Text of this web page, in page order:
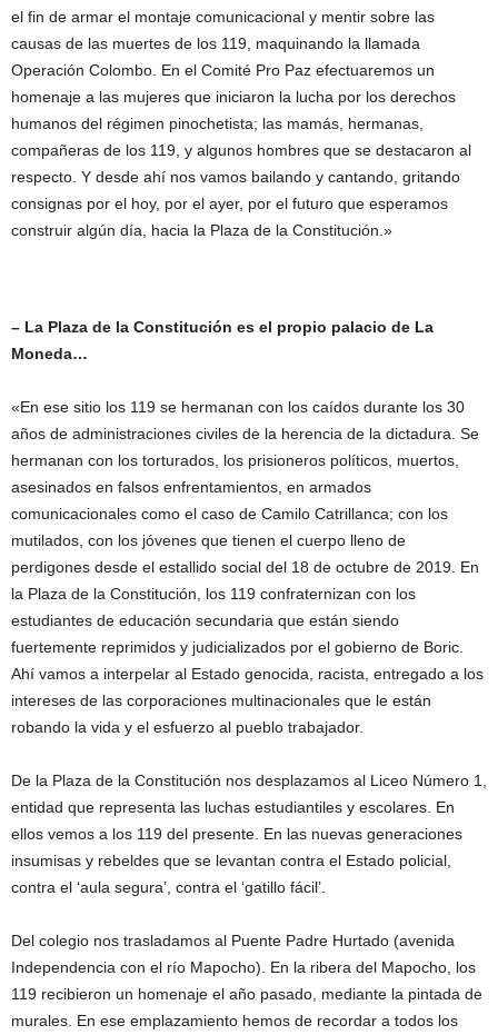
el fin de armar el montaje comunicacional y mentir sobre las
causas de las muertes de los 119, maquinando la llamada
Operación Colombo. En el Comité Pro Paz efectuaremos un
homenaje a las mujeres que iniciaron la lucha por los derechos
humanos del régimen pinochetista; las mamás, hermanas,
compañeras de los 119, y algunos hombres que se destacaron al
respecto. Y desde ahí nos vamos bailando y cantando, gritando
consignas por el hoy, por el ayer, por el futuro que esperamos
construir algún día, hacia la Plaza de la Constitución.»
– La Plaza de la Constitución es el propio palacio de La
Moneda…
«En ese sitio los 119 se hermanan con los caídos durante los 30
años de administraciones civiles de la herencia de la dictadura. Se
hermanan con los torturados, los prisioneros políticos, muertos,
asesinados en falsos enfrentamientos, en armados
comunicacionales como el caso de Camilo Catrillanca; con los
mutilados, con los jóvenes que tienen el cuerpo lleno de
perdigones desde el estallido social del 18 de octubre de 2019. En
la Plaza de la Constitución, los 119 confraternizan con los
estudiantes de educación secundaria que están siendo
fuertemente reprimidos y judicializados por el gobierno de Boric.
Ahí vamos a interpelar al Estado genocida, racista, entregado a los
intereses de las corporaciones multinacionales que le están
robando la vida y el esfuerzo al pueblo trabajador.
De la Plaza de la Constitución nos desplazamos al Liceo Número 1,
entidad que representa las luchas estudiantiles y escolares. En
ellos vemos a los 119 del presente. En las nuevas generaciones
insumisas y rebeldes que se levantan contra el Estado policial,
contra el ‘aula segura’, contra el ‘gatillo fácil’.
Del colegio nos trasladamos al Puente Padre Hurtado (avenida
Independencia con el río Mapocho). En la ribera del Mapocho, los
119 recibieron un homenaje el año pasado, mediante la pintada de
murales. En ese emplazamiento hemos de recordar a todos los